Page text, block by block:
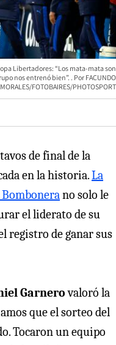
Libertadores: “Los mata-mata son
nos entrenó bien”.
FACUNDO
MORALES/FOTOBAIRES/PHOTOSPORT
de final de la
en la historia.La
no solo le
el liderato de su
registro de ganar sus
Garnerovaloró la
que el sorteo del
Tocaron un equipo